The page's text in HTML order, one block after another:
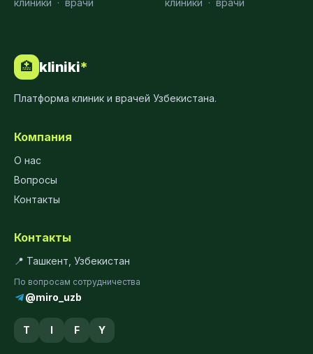
🏥 kliniki*
Платформа клиник и врачей Узбекистана.
Компания
О нас
Вопросы
Контакты
Контакты
📍 Ташкент, Узбекистан
По вопросам сотрудничества
@miro_uzb
T I F Y